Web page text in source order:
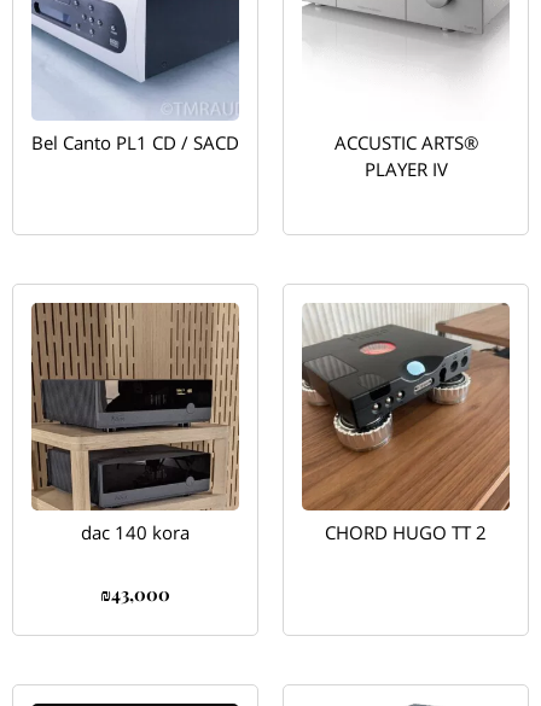
ACCUSTIC ARTS®
PLAYER IV
Bel Canto PL1 CD / SACD
CHORD HUGO TT 2
dac 140 kora
₪43,000